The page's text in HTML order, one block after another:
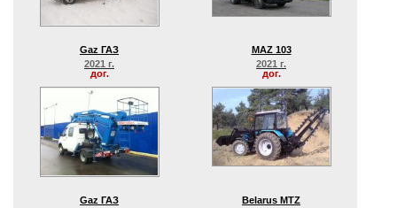
Gaz ГАЗ
2021 г.
дог.
MAZ 103
2021 г.
дог.
Gaz ГАЗ
Belarus MTZ